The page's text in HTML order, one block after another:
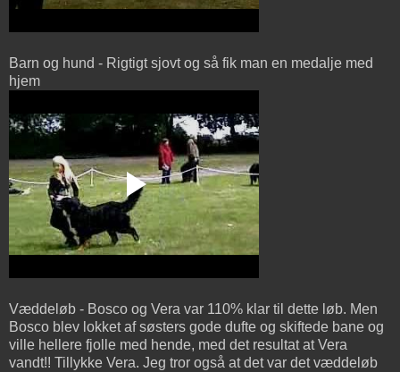
Barn og hund - Rigtigt sjovt og så fik man en medalje med
hjem
Væddeløb - Bosco og Vera var 110% klar til dette løb. Men
Bosco blev lokket af søsters gode dufte og skiftede bane og
ville hellere fjolle med hende, med det resultat at Vera
vandt!! Tillykke Vera. Jeg tror også at det var det væddeløb